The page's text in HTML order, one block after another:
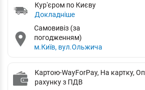
Кур'єром по Києву
Докладніше
Самовивіз (за
погодженням)
м.Київ, вул.Ольжича
Картою-WayForPay, На картку,
рахунку з ПДВ